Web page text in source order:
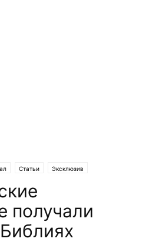
Статьи Эксклюзив
получали